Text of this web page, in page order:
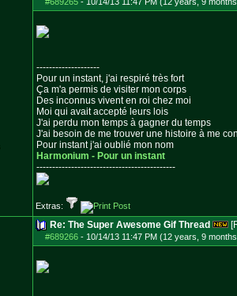
--------------------
Pour un instant, j'ai respiré très fort
Ça m'a permis de visiter mon corps
Des inconnus vivent en roi chez moi
Moi qui avait accepté leurs lois
J'ai perdu mon temps à gagner du temps
J'ai besoin de me trouver une histoire à me
Pour instant j'ai oublié mon nom
Harmonium - Pour un instant
--------------------------------------------
Extras:
Re: The Super Awesome Gif Thread
#689266 - 10/14/13 11:47 PM (12 years, 9 months